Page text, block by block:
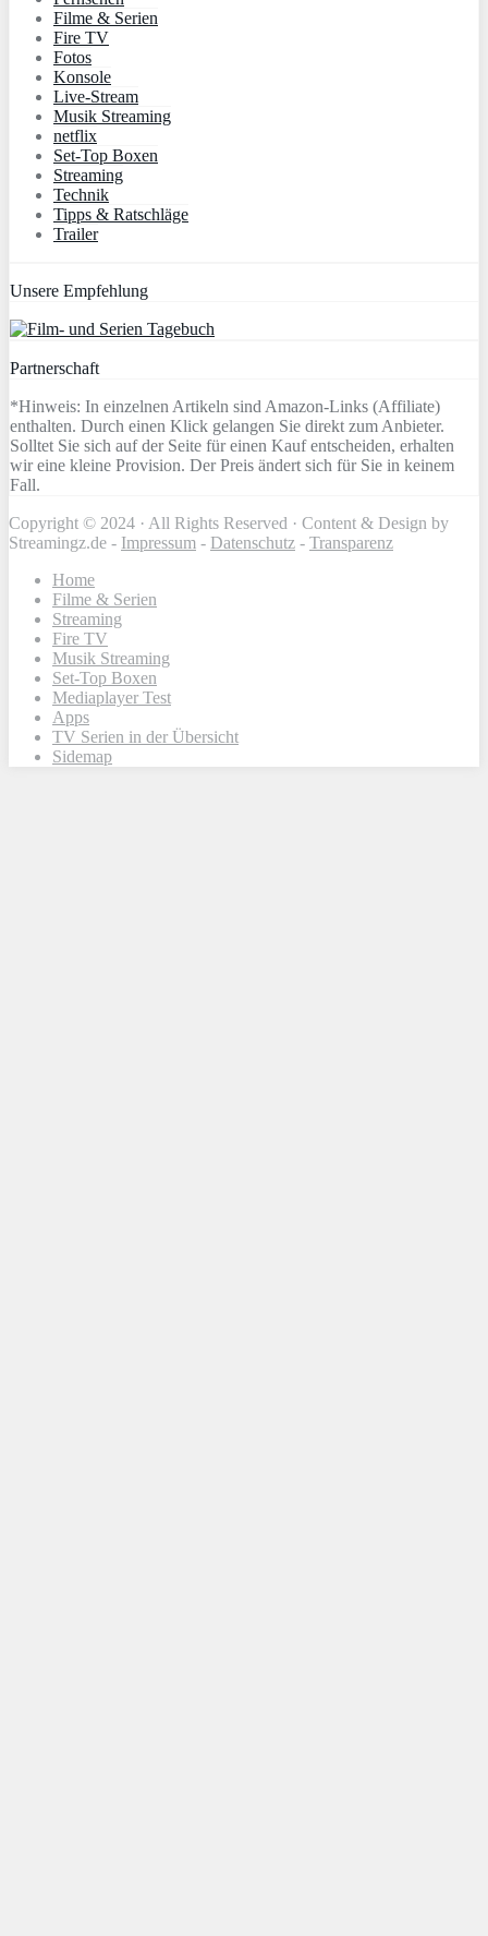
Filme & Serien
Fire TV
Fotos
Konsole
Live-Stream
Musik Streaming
netflix
Set-Top Boxen
Streaming
Technik
Tipps & Ratschläge
Trailer
Unsere Empfehlung
Partnerschaft
*Hinweis: In einzelnen Artikeln sind Amazon-Links (Affiliate)
enthalten. Durch einen Klick gelangen Sie direkt zum Anbieter.
Solltet Sie sich auf der Seite für einen Kauf entscheiden, erhalten
wir eine kleine Provision. Der Preis ändert sich für Sie in keinem
Fall.
Copyright © 2024 · All Rights Reserved · Content & Design by
Streamingz.de - Impressum - Datenschutz - Transparenz
Home
Filme & Serien
Streaming
Fire TV
Musik Streaming
Set-Top Boxen
Mediaplayer Test
Apps
TV Serien in der Übersicht
Sidemap